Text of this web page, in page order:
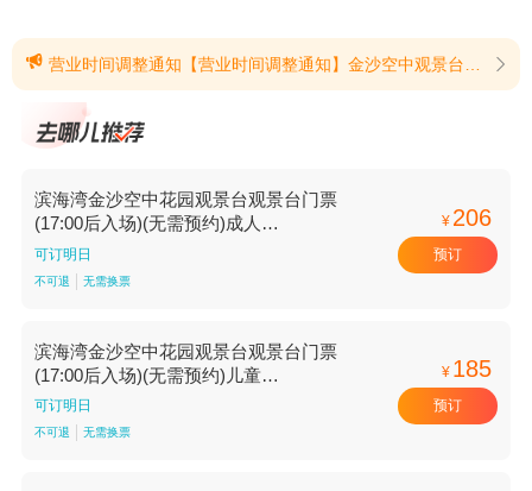
 营业时间调整通知【营业时间调整通知】金沙空中观景台（Sands SkyPark Observation Deck）将于以下日期调整开放计划，请您提前规划行程：🔹2026年10月9日（周五）：全天暂停接待游客，不对外开放。🔹2026年10月10日（周六）及10月11日（周日）：高峰时段（具体以现场售票时间为准）关闭，非高峰时段仍可正常参观。建议您在出行前通过官网或客服确认当日运营状态，以免耽误行程。由此带来的不便，敬请谅解。(提示有效期2026/6/25至2026/10/11) 
滨海湾金沙空中花园观景台观景台门票
(17:00后入场)(无需预约)成人
票-21:00【21:00】
可订明日
不可退 无需换票
¥ 206
预订
滨海湾金沙空中花园观景台观景台门票
(17:00后入场)(无需预约)儿童
票-20:30【20:30】
可订明日
不可退 无需换票
¥ 185
预订